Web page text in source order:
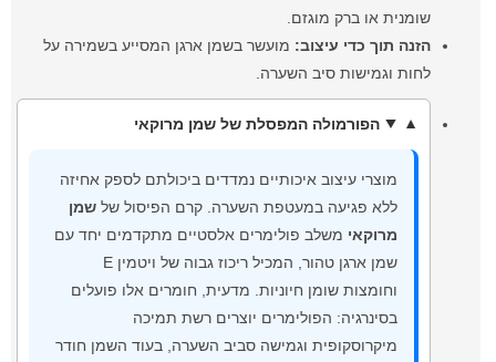
שומנית או ברק מוגזם.
הזנה תוך כדי עיצוב: מועשר בשמן ארגן המסייע בשמירה על
לחות וגמישות סיב השערה.
הפורמולה המפסלת שלשמן מרוקאי
מוצרי עיצוב איכותיים נמדדים ביכולתם לספק אחיזה
ללא פגיעה במעטפת השערה. קרם הפיסול שלשמן
מרוקאי משלב פולימרים אלסטיים מתקדמים יחד עם
שמן ארגן טהור, המכיל ריכוז גבוה של ויטמין E
וחומצות שומן חיוניות. מדעית, חומרים אלו פועלים
בסינרגיה: הפולימרים יוצרים רשת תמיכה
מיקרוסקופית וגמישה סביב השערה, בעוד השמן חודר